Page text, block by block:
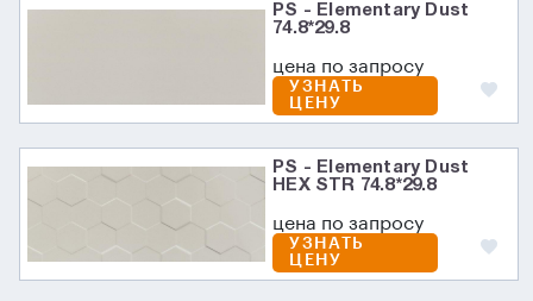
PS - Elementary Dust
74.8*29.8
цена по запросу
УЗНАТЬ
ЦЕНУ
PS - Elementary Dust
HEX STR 74.8*29.8
цена по запросу
УЗНАТЬ
ЦЕНУ